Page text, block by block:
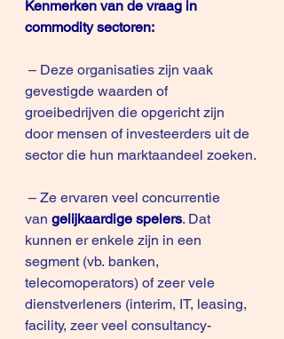
Kenmerken van de vraag in
commodity sectoren:
gevestigde waarden of
groeibedrijven die opgericht zijn
door mensen of investeerders uit de
sector die hun marktaandeel zoeken.
van gelijkaardige spelers. Dat
kunnen er enkele zijn in een
segment (vb. banken,
telecomoperators) of zeer vele
dienstverleners (interim, IT, leasing,
facility, zeer veel consultancy-